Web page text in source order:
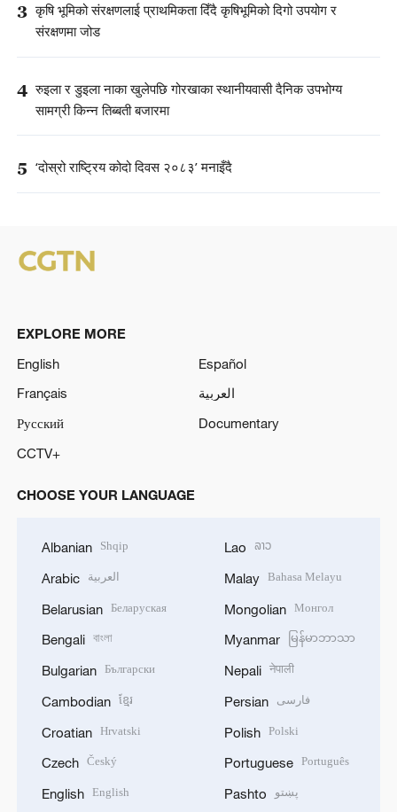
3 कृषि भूमिको संरक्षणलाई प्राथमिकता दिँदै कृषिभूमिको दिगो उपयोग र
संरक्षणमा जोड
4 रुइला र डुइला नाका खुलेपछि गोरखाका स्थानीयवासी दैनिक उपभोग्य
सामग्री किन्न तिब्बती बजारमा
5 ‘दोस्रो राष्ट्रिय कोदो दिवस २०८३’ मनाइँदै
EXPLORE MORE
English
Español
Français
العربية
Русский
Documentary
CCTV+
CHOOSE YOUR LANGUAGE
Albanian Shqip
Arabic العربية
Belarusian Беларуская
Bengali বাংলা
Bulgarian Български
Cambodian ខ្មែរ
Croatian Hrvatski
Czech Český
English English
Lao ລາວ
Malay Bahasa Melayu
Mongolian Монгол
Myanmar မြန်မာဘာသာ
Nepali नेपाली
Persian فارسی
Polish Polski
Portuguese Português
Pashto پښتو